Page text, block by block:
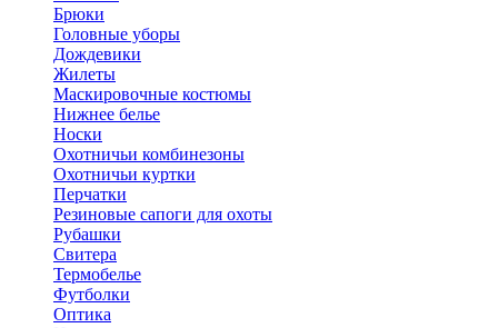
Брюки
Головные уборы
Дождевики
Жилеты
Маскировочные костюмы
Нижнее белье
Носки
Охотничьи комбинезоны
Охотничьи куртки
Перчатки
Резиновые сапоги для охоты
Рубашки
Свитера
Термобелье
Футболки
Оптика